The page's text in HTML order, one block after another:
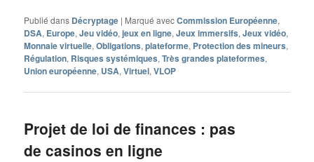
Publié dans Décryptage | Marqué avecCommission Européenne,
DSA, Europe,Jeu vidéo,jeux en ligne,Jeux immersifs,Jeux vidéo,
Monnaie virtuelle,Obligations,plateforme, Protection des mineurs,
Régulation, Risques systémiques,Très grandes plateformes,
Union européenne, USA,Virtuel,VLOP
Projet de loi de finances : pas
de casinos en ligne